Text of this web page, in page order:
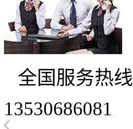
全国服务热线
13530686081